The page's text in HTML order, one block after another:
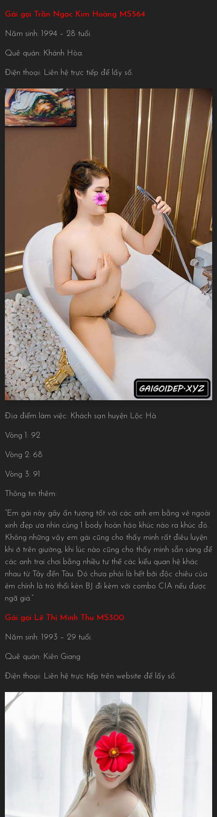
Gái gọi Trần Ngọc Kim Hoàng MS564
Năm sinh: 1994 – 28 tuổi.
Quê quán: Khánh Hòa.
Điện thoại: Liên hệ trực tiếp để lấy số.
Địa điểm làm việc: Khách sạn huyện Lộc Hà.
Vòng 1: 92
Vòng 2: 68
Vòng 3: 91
Thông tin thêm:
“Em gái này gây ấn tượng tốt với các anh em bằng vẻ ngoài
xinh đẹp ưa nhìn cùng 1 body hoàn hảo khúc nào ra khúc đó.
Không những vậy em gái cũng cho thấy mình rất điêu luyện
khi ở trên giường, khi lúc nào cũng cho thấy mình sẵn sàng để
các anh trai chơi bằng nhiều tư thế các kiểu quan hệ khác
nhau từ Tây đến Tàu. Đó chưa phải là hết bởi độc chiêu của
ẻm chính là trò thổi kèn BJ đi kèm với combo CIA nếu được
ngã giá.”
Gái gọi Lê Thị Minh Thu MS300
Năm sinh: 1993 – 29 tuổi.
Quê quán: Kiên Giang
Điện thoại: Liên hệ trực tiếp trên website để lấy số.